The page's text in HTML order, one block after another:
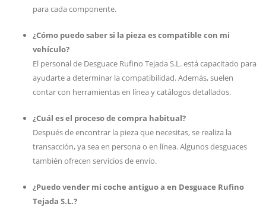
para cada componente.
¿Cómo puedo saber si la pieza es compatible con mi
vehículo?
El personal de Desguace Rufino Tejada S.L. está capacitado para
ayudarte a determinar la compatibilidad. Además, suelen
contar con herramientas en línea y catálogos detallados.
¿Cuál es el proceso de compra habitual?
Después de encontrar la pieza que necesitas, se realiza la
transacción, ya sea en persona o en línea. Algunos desguaces
también ofrecen servicios de envío.
¿Puedo vender mi coche antiguo a en Desguace Rufino
Tejada S.L.?